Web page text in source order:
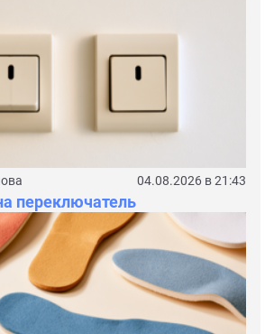
04.08.2026 в 21:43
переключатель